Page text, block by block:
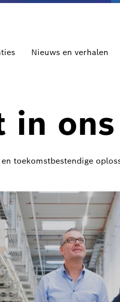
Nieuws en verhalen
ons
toekomstbestendige